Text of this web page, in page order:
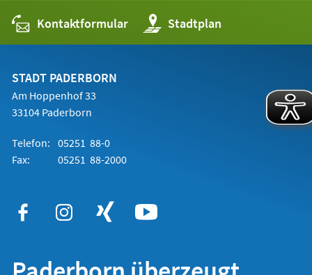
Kontaktformular Stadtplan
(Öffnet
in
einem
STADT PADERBORN
Am Hoppenhof 33
33104 Paderborn
Telefon: 05251 88-0
Fax:
05251 88-2000